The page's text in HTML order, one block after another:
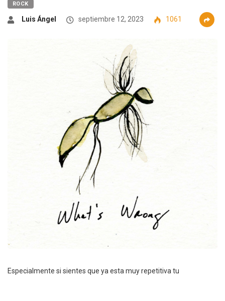
ROCK
Luis Ángel septiembre 12, 2023 1061
Especialmente si sientes que ya esta muy repetitiva tu